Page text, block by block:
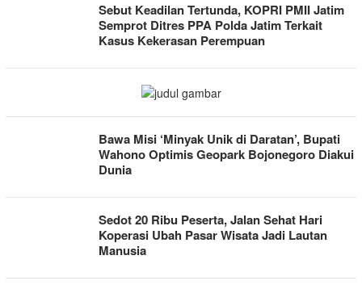
Sebut Keadilan Tertunda, KOPRI PMII Jatim
Semprot Ditres PPA Polda Jatim Terkait
Kasus Kekerasan Perempuan
Bawa Misi ‘Minyak Unik di Daratan’, Bupati
Wahono Optimis Geopark Bojonegoro Diakui
Dunia
Sedot 20 Ribu Peserta, Jalan Sehat Hari
Koperasi Ubah Pasar Wisata Jadi Lautan
Manusia